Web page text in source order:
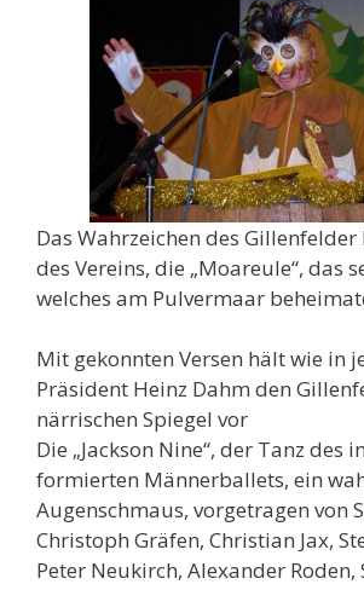
Das Wahrzeichen des Gillenfelder
des Vereins, die „Moareule“, das
welches am Pulvermaar
Mit gekonnten Versen hält wie in
Präsident Heinz Dahm den
närrischen Spiegel vor
Die „Jackson Nine“, der Tanz des
formierten Männerballets, ein
Augenschmaus, vorgetragen von
Christoph Gräfen, Christian Jax,
Peter Neukirch, Alexander Roden,